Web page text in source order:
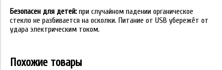
Безопасен для детей: при случайном падении органическое
стекло не разбивается на осколки. Питание от USB убережёт от
удара электрическим током.
Похожие товары